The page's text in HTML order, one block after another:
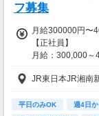
一部支給
フ募集
月給300000円〜
【正社員】
月給：300,000～
※月給は年齢、経
考慮のうえ決定
【諸手当】
JR東日本JR湘南
平日のみOK 週4日